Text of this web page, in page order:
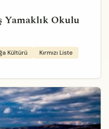
Yamaklık Okulu
Kültürü
Kırmızı Liste